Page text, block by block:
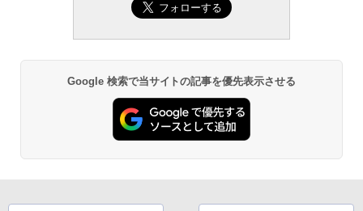
Google 検索で当サイトの記事を優先表示させる